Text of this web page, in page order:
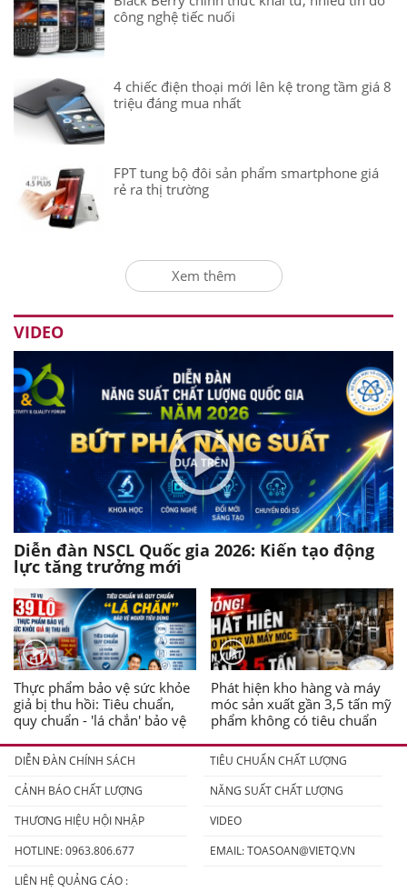
công nghệ tiếc nuối
4 chiếc điện thoại mới lên kệ trong tầm giá 8
triệu đáng mua nhất
FPT tung bộ đôi sản phẩm smartphone giá
rẻ ra thị trường
Xem thêm
VIDEO
Diễn đàn NSCL Quốc gia 2026: Kiến tạo động
lực tăng trưởng mới
Thực phẩm bảo vệ sức khỏe
giả bị thu hồi: Tiêu chuẩn,
quy chuẩn - 'lá chắn' bảo vệ
Phát hiện kho hàng và máy
móc sản xuất gần 3,5 tấn mỹ
phẩm không có tiêu chuẩn
DIỄN ĐÀN CHÍNH SÁCH
TIÊU CHUẨN CHẤT LƯỢNG
CẢNH BÁO CHẤT LƯỢNG
NĂNG SUẤT CHẤT LƯỢNG
THƯƠNG HIỆU HỘI NHẬP
VIDEO
HOTLINE: 0963.806.677
EMAIL:TOASOAN@VIETQ.VN
LIÊN HỆ QUẢNG CÁO :